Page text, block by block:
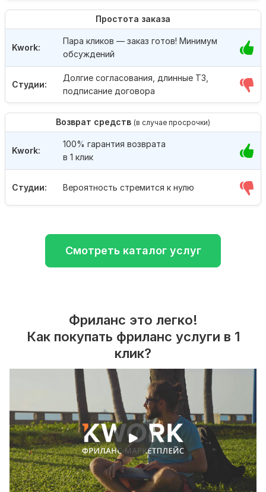
Простота заказа
Студии:
Долгие согласования, длинные ТЗ,
подписание договора
Kwork:
Пара кликов — заказ готов! Минимум
обсуждений
Возврат средств (в случае просрочки)
Студии: Вероятность стремится к нулю
Kwork:
100% гарантия возврата
в 1 клик
Смотреть каталог услуг
Фриланс это легко!
Как покупать фриланс услуги в 1
клик?